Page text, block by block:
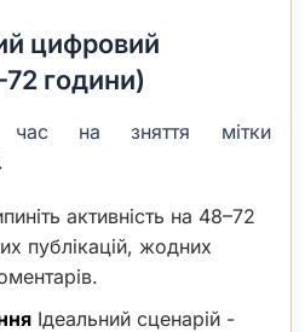
цифровий
години)
час на зняття мітки
активність на 48–72
публікацій, жодних
Ідеальний сценарій -